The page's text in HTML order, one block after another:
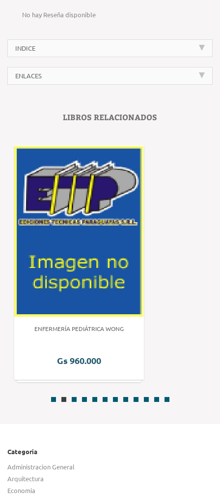
No hay Reseña disponible
INDICE
ENLACES
LIBROS RELACIONADOS
ENFERMERÍA PEDIÁTRICA WONG
Gs 960.000
Categoria
Administracion General
Arquitectura
Economia